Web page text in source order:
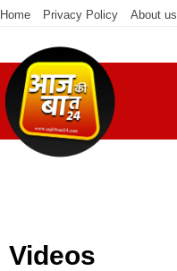
Home Privacy Policy About us
Videos